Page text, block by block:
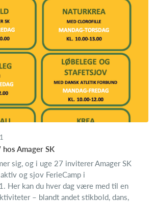
hos Amager SK
sig, og i uge 27 inviterer Amager SK
og sjov FerieCamp i
Her kan du hver dag være med til en
– blandt andet stikbold, dans,